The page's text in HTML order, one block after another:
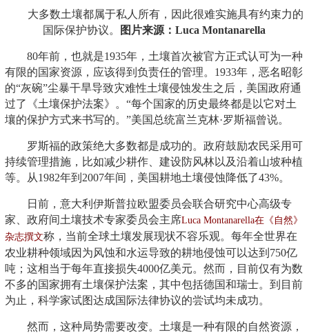
大多数土壤都属于私人所有，因此很难实施具有约束力的
国际保护协议。
图片来源：Luca Montanarella
80年前，也就是1935年，土壤首次被官方正式认可为一种
有限的国家资源，应该得到负责任的管理。1933年，恶名昭彰
的“灰碗”尘暴干旱导致灾难性土壤侵蚀发生之后，美国政府通
过了《土壤保护法案》。“每个国家的历史最终都是以它对土
壤的保护方式来书写的。”美国总统富兰克林·罗斯福曾说。
罗斯福的政策绝大多数都是成功的。政府鼓励农民采用可
持续管理措施，比如减少耕作、建设防风林以及沿着山坡种植
等。从1982年到2007年间，美国耕地土壤侵蚀降低了43%。
日前，意大利伊斯普拉欧盟委员会联合研究中心高级专
家、政府间土壤技术专家委员会主席Luca Montanarella在《自然》
杂志撰文称，当前全球土壤发展现状不容乐观。每年全世界在
农业耕种领域因为风蚀和水运导致的耕地侵蚀可以达到750亿
吨；这相当于每年直接损失4000亿美元。然而，目前仅有为数
不多的国家拥有土壤保护法案，其中包括德国和瑞士。到目前
为止，科学家试图达成国际法律协议的尝试均未成功。
然而，这种局势需要改变。土壤是一种有限的自然资源，